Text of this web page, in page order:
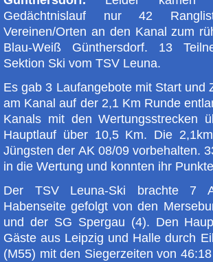
Gedächtnislauf nur 42
Vereinen/Orten an den Kanal zum
Blau-Weiß Günthersdorf. 13
Sektion Ski vom TSV Leuna.
Es gab 3 Laufangebote mit Start und
am Kanal auf der 2,1 Km Runde
Kanals mit den Wertungsstrecken
Hauptlauf über 10,5 Km. Die
Jüngsten der AK 08/09 vorbehalten.
in die Wertung und konnten ihr
Der TSV Leuna-Ski brachte 7
Habenseite gefolgt von den
und der SG Spergau (4). Den
Gäste aus Leipzig und Halle durch
(M55) mit den Siegerzeiten von